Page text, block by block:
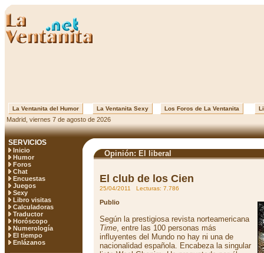
La Ventanita del Humor La Ventanita Sexy Los Foros de La Ventanita
Madrid, viernes 7 de agosto de 2026
SERVICIOS
Inicio
Humor
Foros
Chat
Encuestas
Juegos
Sexy
Libro visitas
Calculadoras
Traductor
Horóscopo
Numerología
El tiempo
Enlázanos
Opinión: El liberal
El club de los Cien
25/04/2011 Lecturas: 7.786
Publio
Según la prestigiosa revista norteamericana
Time, entre las 100 personas más
influyentes del Mundo no hay ni una de
nacionalidad española. Encabeza la singular